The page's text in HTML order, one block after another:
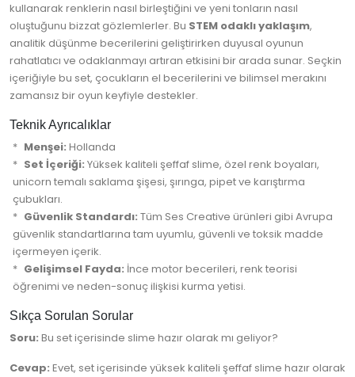
kullanarak renklerin nasıl birleştiğini ve yeni tonların nasıl
oluştuğunu bizzat gözlemlerler. Bu STEM odaklı yaklaşım,
analitik düşünme becerilerini geliştirirken duyusal oyunun
rahatlatıcı ve odaklanmayı artıran etkisini bir arada sunar. Seçkin
içeriğiyle bu set, çocukların el becerilerini ve bilimsel merakını
zamansız bir oyun keyfiyle destekler.
Teknik Ayrıcalıklar
Menşei: Hollanda
Set İçeriği: Yüksek kaliteli şeffaf slime, özel renk boyaları,
unicorn temalı saklama şişesi, şırınga, pipet ve karıştırma
çubukları.
Güvenlik Standardı: Tüm Ses Creative ürünleri gibi Avrupa
güvenlik standartlarına tam uyumlu, güvenli ve toksik madde
içermeyen içerik.
Gelişimsel Fayda: İnce motor becerileri, renk teorisi
öğrenimi ve neden-sonuç ilişkisi kurma yetisi.
Sıkça Sorulan Sorular
Soru: Bu set içerisinde slime hazır olarak mı geliyor?
Cevap: Evet, set içerisinde yüksek kaliteli şeffaf slime hazır olarak